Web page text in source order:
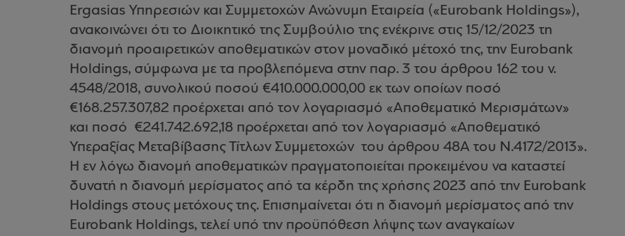
Ergasias Υπηρεσιών και Συμμετοχών Ανώνυμη Εταιρεία («Eurobank Holdings»),
ανακοινώνει ότι το Διοικητικό της Συμβούλιο της ενέκρινε στις 15/12/2023 τη
διανομή προαιρετικών αποθεματικών στον μοναδικό μέτοχό της, την Eurobank
Holdings, σύμφωνα με τα προβλεπόμενα στην παρ. 3 του άρθρου 162 του ν.
4548/2018, συνολικού ποσού €410.000.000,00 εκ των οποίων ποσό
€168.257.307,82 προέρχεται από τον λογαριασμό «Αποθεματικό Μερισμάτων»
και ποσό €241.742.692,18 προέρχεται από τον λογαριασμό «Αποθεματικό
Υπεραξίας Μεταβίβασης Τίτλων Συμμετοχών του άρθρου 48Α του Ν.4172/2013».
Η εν λόγω διανομή αποθεματικών πραγματοποιείται προκειμένου να καταστεί
δυνατή η διανομή μερίσματος από τα κέρδη της χρήσης 2023 από την Eurobank
Holdings στους μετόχους της. Επισημαίνεται ότι η διανομή μερίσματος από την
Eurobank Holdings, τελεί υπό την προϋπόθεση λήψης των αναγκαίων